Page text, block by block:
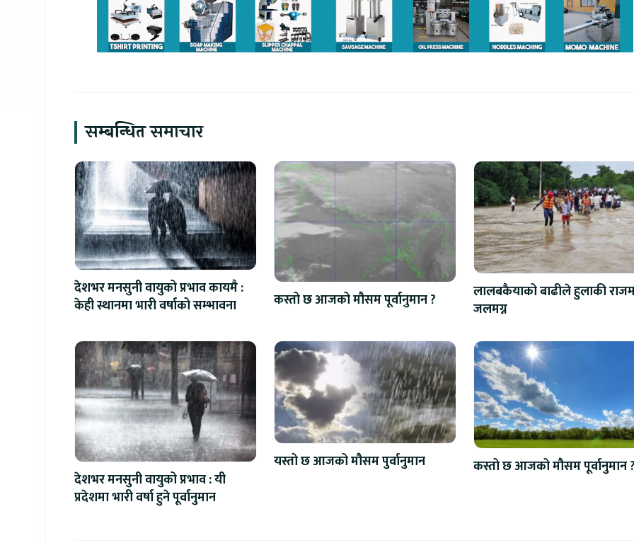
सम्बन्धित समाचार
देशभर मनसुनी वायुको प्रभाव कायमै :
केही स्थानमा भारी वर्षाको सम्भावना
कस्तो छ आजको मौसम पूर्वानुमान ?
लालबकैयाको बाढीले हुलाकी
जलमग्न
देशभर मनसुनी वायुको प्रभाव : यी
प्रदेशमा भारी वर्षा हुने पूर्वानुमान
यस्तो छ आजको मौसम पुर्वानुमान कस्तो छ आजको मौसम पूर्वानुमान